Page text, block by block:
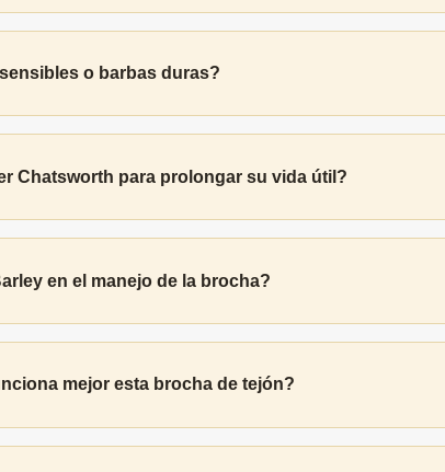
o barbas duras?
Chatsworth para prolongar su vida útil?
en el manejo de la brocha?
mejor esta brocha de tejón?